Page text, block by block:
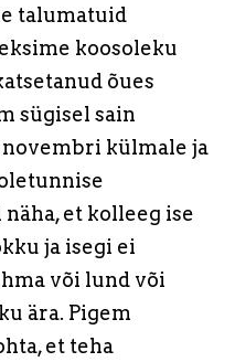
talumatuid
koosoleku
õues
sügisel sain
külmale ja
et kolleeg ise
ja isegi ei
või lund või
ära. Pigem
et teha